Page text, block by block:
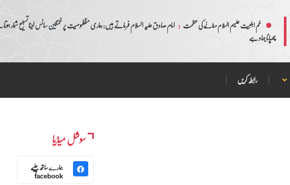
غم اہلبیت علیہم السلام منانے کی عظمت : امام صادق علیہ السلام فرماتے ہیں: ہماری مظلمومیت پر غمگین سانس لینا تسبیح شمار
چھپانا جہاد ہے
رابطہ کریں
سوشل میڈیا
ہمارے ساتھ چلیے
facebook